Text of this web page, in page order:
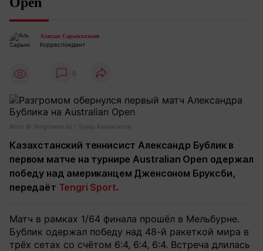
Алихан Сарыкхазыев
Корреспондент
6
Фото © Tengrinews.kz / Турар Казангапов
Казахстанский теннисист Александр Бублик в
первом матче на турнире Australian Open одержал
победу над американцем Дженсоном Бруксби,
передаёт Tengri Sport.
Матч в рамках 1/64 финала прошёл в Мельбурне.
Бублик одержал победу над 48-й ракеткой мира в
трёх сетах со счётом 6:4, 6:4, 6:4. Встреча длилась